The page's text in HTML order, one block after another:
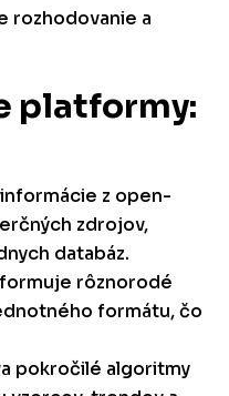
rozhodovanie a
platformy:
z open-
zdrojov,
databáz.
rôznorodé
formátu, čo
pokročilé algoritmy